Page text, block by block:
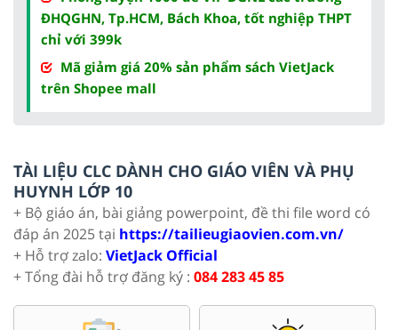
ĐHQGHN, Tp.HCM, Bách Khoa, tốt nghiệp THPT
chỉ với 399k
Mã giảm giá 20% sản phẩm sách VietJack
trên Shopee mall
TÀI LIỆU CLC DÀNH CHO GIÁO VIÊN VÀ PHỤ
HUYNH LỚP 10
+ Bộ giáo án, bài giảng powerpoint, đề thi file word có
đáp án 2025 tại https://tailieugiaovien.com.vn/
+ Hỗ trợ zalo: VietJack Official
+ Tổng đài hỗ trợ đăng ký : 084 283 45 85